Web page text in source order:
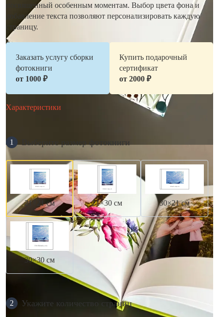
посвященный особенным моментам. Выбор цвета фона и
добавление текста позволяют персонализировать каждую
страницу.
Заказать услугу сборки
фотокниги
от 1000 ₽
Купить подарочный
сертификат
от 2000 ₽
Характеристики
1 Выберите размер фотокниги
21×21 см 21×30 см 30×21 см
30×30 см
2 Укажите количество страниц